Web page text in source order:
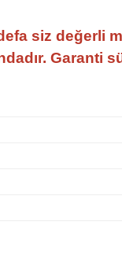
siz değerli
Garanti